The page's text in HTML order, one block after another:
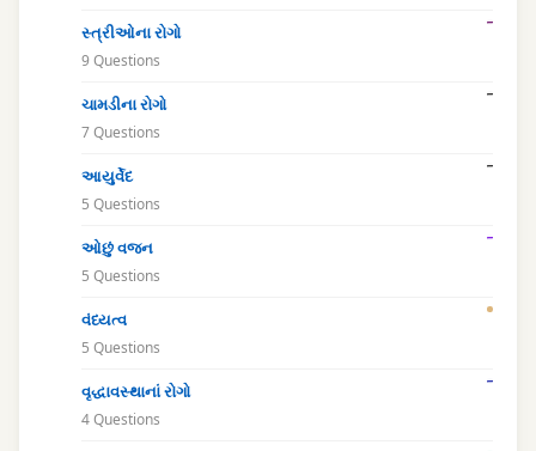
સ્ત્રીઓના રોગો
9 Questions
ચામડીના રોગો
7 Questions
આયુર્વેદ
5 Questions
ઓછું વજન
5 Questions
વંધ્યત્વ
5 Questions
વૃદ્ધાવસ્થાનાં રોગો
4 Questions